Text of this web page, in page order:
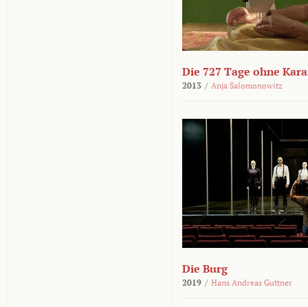
Die 727 Tage ohne
2013 / Anja Salomonowitz
Die Burg
2019 / Hans Andreas Guttner